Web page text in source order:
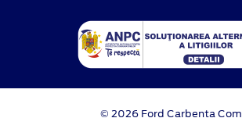
© 2026 Ford Carbenta Com